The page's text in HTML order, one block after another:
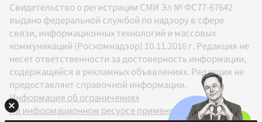
Свидетельство о регистрации СМИ Эл № ФС77-67642
выдано федеральной службой по надзору в сфере
связи, информационных технологий и массовых
коммуникаций (Роскомнадзор) 10.11.2016 г. Редакция не
несет ответственности за достоверность информации,
содержащейся в рекламных объявлениях. Редакция не
предоставляет справочной информации.
Информация об ограничениях
На информационном ресурсе применяются